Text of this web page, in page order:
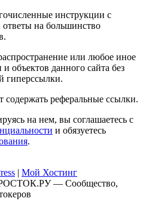
инструкции с
на большинство
или любое иное
объектов данного сайта без
гиперссылки.
реферальные ссылки.
на нем, вы соглашаетесь с
и обязуетесь
.
| Мой Хостинг
— Сообщество,